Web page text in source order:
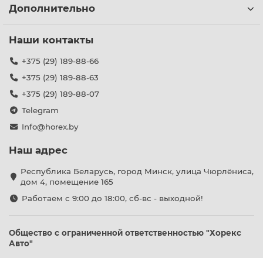
Дополнительно
Наши контакты
+375 (29) 189-88-66
+375 (29) 189-88-63
+375 (29) 189-88-07
Telegram
Info@horex.by
Наш адрес
Республика Беларусь, город Минск, улица Чюрлёниса,
дом 4, помещение 165
Работаем с 9:00 до 18:00, сб-вс - выходной!
Общество с ограниченной ответственностью "Хорекс
Авто"